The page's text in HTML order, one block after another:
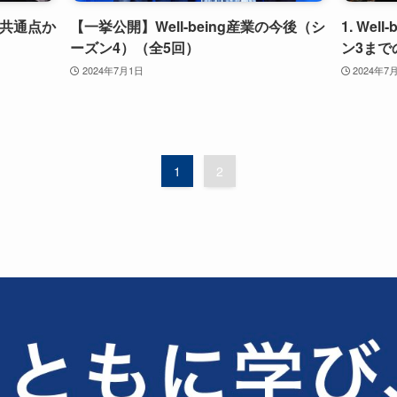
通点か
【一挙公開】Well-being産業の今後（シ
ーズン4）（全5回）
2024年7月1日
1. Well-
ン3ま
2024年7
1 2